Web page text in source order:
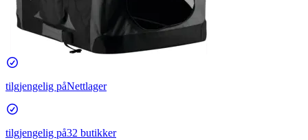
tilgjengelig påNettlager
tilgjengelig på32 butikker